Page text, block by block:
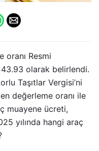
oranı Resmi
43.93 olarak belirlendi.
Taşıtlar Vergisi’ni
değerleme oranı ile
muayene ücreti,
yılında hangi araç